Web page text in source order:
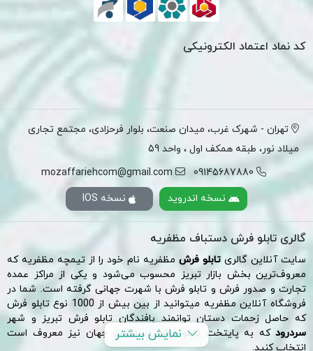
کد نماد اعتماد الکترونیکی
تهران - شهرک غرب، میدان صنعت، بلوار فرحزادی، مجتمع تجاری
میلاد نور، طبقه همکف اول ، واحد 59
09145687880
mozaffariehcom@gmail.com
نسخه اندروید
نسخه IOS
گالری تابلو فرش دستباف مظفریه
سایت آنلاین گالریتابلو فرش مظفریه نام خود را از تیمچه مظفریه که
معروف‌ترین بخش بازار تبریز
محسوب می‌شود و یکی از مراکز عمده
تجارت و صدور فرش و تابلو فرش با شهرت جهانی گرفته است. شما در
فروشگاه آنلاین مظفریه میتوانید از بین بیش از 1000 نوع تابلو فرش
که حاصل زحمات دستان توانمند بافندگان تابلو فرش تبریز و شهر
سردرود که به پایتخت تابلو فرش دستبافت جهان نیز معروف است
انتخاب کنید.
نمایش بیشتر